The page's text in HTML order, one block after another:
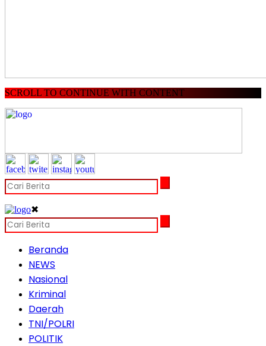
SCROLL TO CONTINUE WITH CONTENT
✖
Beranda
NEWS
Nasional
Kriminal
Daerah
TNI/POLRI
POLITIK